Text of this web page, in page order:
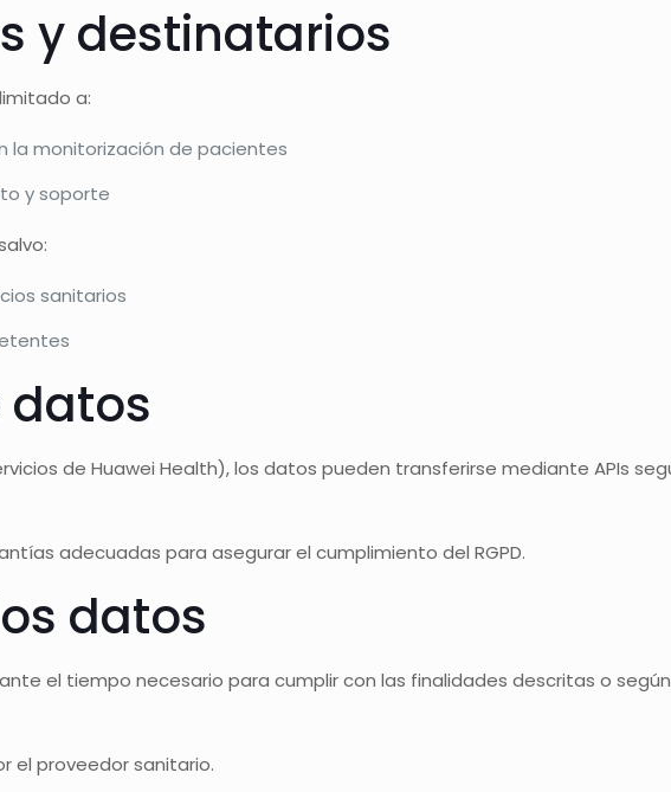
y destinatarios
a:
la monitorización de pacientes
y soporte
sanitarios
datos
de Huawei Health), los datos pueden transferirse mediante APIs
adecuadas para asegurar el cumplimiento del RGPD.
datos
el tiempo necesario para cumplir con las finalidades descritas o
el proveedor sanitario.